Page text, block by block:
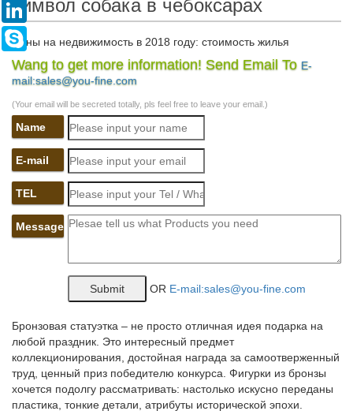
Цены на недвижимость в 2018 году: стоимость жилья
(первичного…)
302 Found
Круизы на паромах / Новый год в.
Лучший курс валют на карте Чебоксар
Отделения банков с лучшими курсами валют в Чебоксарах на
карте.Данная страница позволяет в течение считанных секунд
найти тот банк, который на Ваш взгляд может предложить
самые выгодные курсы валют вблизи от Вас в Чебоксарах.
Account Suspended | Forum
Все это приправлено серебряной цепочкой на шее и цепью на
пляже) парня мы встречаем в пляжной экипировке: с
оголеннымКастиэль: Потому, что нет никого более верного,
чем собака. Пегги: Но кошки же тоже…
Выставки в Чебоксарах в декабре-январе 2018… — 2do2go
Wang to get more information! Send Email To E-
mail:sales@you-fine.com
(Your email will be secreted totally, pls feel free to leave your email.)
Name
E-mail
TEL
Message
OR E-mail:sales@you-fine.com
Бронзовая статуэтка – не просто отличная идея подарка на
любой праздник. Это интересный предмет
коллекционирования, достойная награда за самоотверженный
труд, ценный приз победителю конкурса. Фигурки из бронзы
хочется подолгу рассматривать: настолько искусно переданы
пластика, тонкие детали, атрибуты исторической эпохи.
LinkedIn